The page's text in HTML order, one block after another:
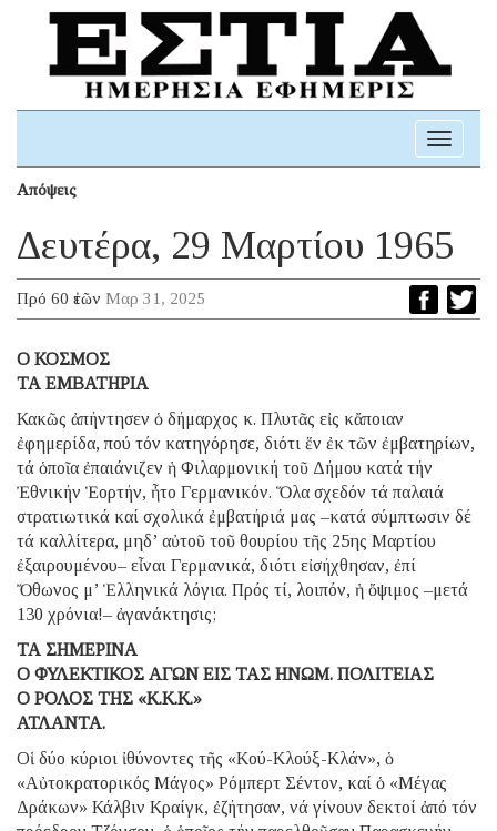
Toggle
Απόψεις
Δευτέρα, 29 Μαρτίου 1965
Πρό 60 ἐτῶν Μαρ 31, 2025
O ΚΟΣΜΟΣ
ΤΑ ΕΜΒΑΤΗΡΙΑ
Κακῶς ἀπήντησεν ὁ δήμαρχος κ. Πλυτᾶς εἰς κἄποιαν
ἐφημερίδα, πού τόν κατηγόρησε, διότι ἕν ἐκ τῶν ἐμβατηρίων,
τά ὁποῖα ἐπαιάνιζεν ἡ Φιλαρμονική τοῦ Δήμου κατά τήν
Ἐθνικήν Ἑορτήν, ἦτο Γερμανικόν. Ὅλα σχεδόν τά παλαιά
στρατιωτικά καί σχολικά ἐμβατήριά μας –κατά σύμπτωσιν δέ
τά καλλίτερα, μηδ’ αὐτοῦ τοῦ θουρίου τῆς 25ης Μαρτίου
ἐξαιρουμένου– εἶναι Γερμανικά, διότι εἰσήχθησαν, ἐπί
Ὄθωνος μ’ Ἑλληνικά λόγια. Πρός τί, λοιπόν, ἡ ὄψιμος –μετά
130 χρόνια!– ἀγανάκτησις;
ΤΑ ΣΗΜΕΡΙΝΑ
Ο ΦΥΛΕΚΤΙΚΟΣ ΑΓΩΝ ΕΙΣ ΤΑΣ ΗΝΩΜ. ΠΟΛΙΤΕΙΑΣ
O ΡΟΛΟΣ ΤΗΣ «Κ.Κ.Κ.»
ΑΤΛΑΝΤΑ.
Οἱ δύο κύριοι ἰθύνοντες τῆς «Κού-Κλούξ-Κλάν», ὁ
«Αὐτοκρατορικός Μάγος» Ρόμπερτ Σέντον, καί ὁ «Μέγας
Δράκων» Κάλβιν Κραίγκ, ἐζήτησαν, νά γίνουν δεκτοί ἀπό τόν